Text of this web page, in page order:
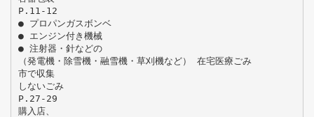
P.11-12
● プロパンガスボンベ
● エンジン付き機械
● 注射器・針などの
（発電機・除雪機・融雪機・草刈機など） 在宅医療ごみ
市で収集
しないごみ
P.27-29
購入店、